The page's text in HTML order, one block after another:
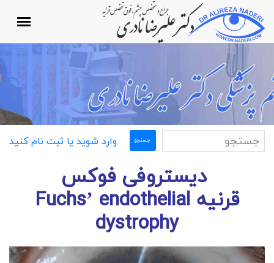
وارد شوید یا ثبت نام کنید
دیستروفی فوکس
قرنیه Fuchs’ endothelial
dystrophy